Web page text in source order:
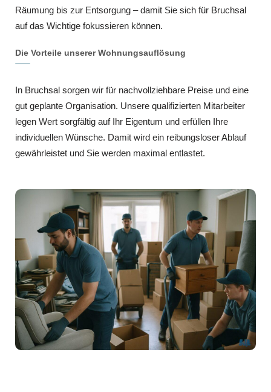
Räumung bis zur Entsorgung – damit Sie sich für Bruchsal
auf das Wichtige fokussieren können.
Die Vorteile unserer Wohnungsauflösung
In Bruchsal sorgen wir für nachvollziehbare Preise und eine
gut geplante Organisation. Unsere qualifizierten Mitarbeiter
legen Wert sorgfältig auf Ihr Eigentum und erfüllen Ihre
individuellen Wünsche. Damit wird ein reibungsloser Ablauf
gewährleistet und Sie werden maximal entlastet.